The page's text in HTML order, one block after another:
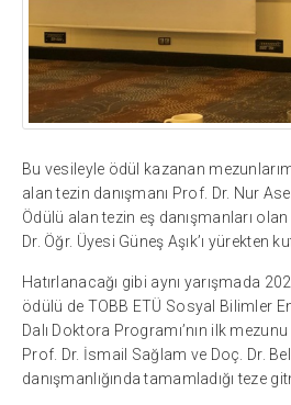
Bu vesileyle ödül kazanan
alan tezin danışmanı Prof. Dr. Nur
Ödülü alan tezin eş danışmanları olan
Dr. Öğr. Üyesi Güneş Aşık’ı yürekten
Hatırlanacağı gibi aynı yarışmada
ödülü de TOBB ETÜ Sosyal Bilimler
Dalı Doktora Programı’nın ilk
Prof. Dr. İsmail Sağlam ve Doç. Dr.
danışmanlığında tamamladığı teze